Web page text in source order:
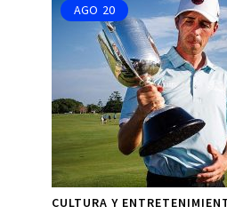
AGO 20
CULTURA Y